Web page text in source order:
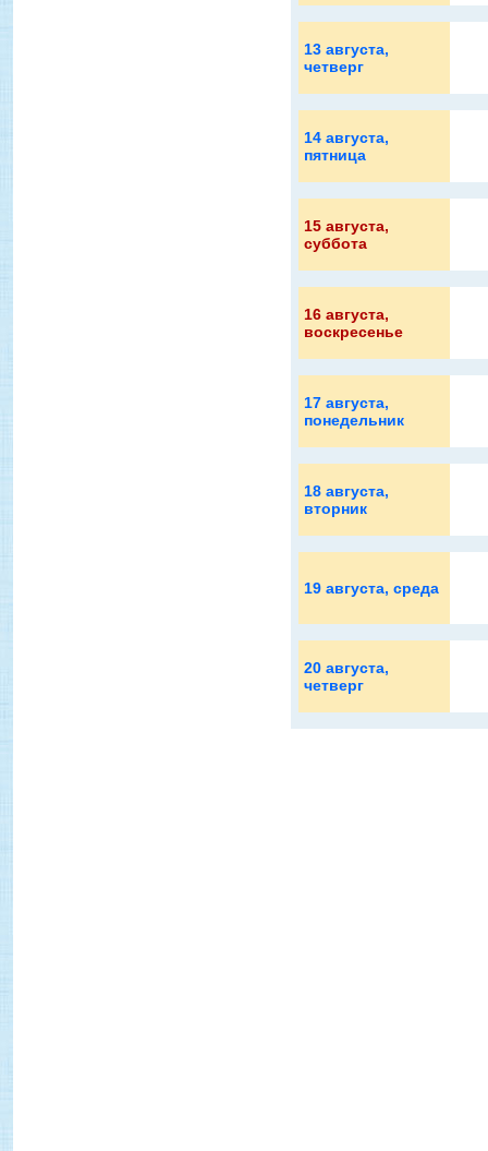
13 августа,
четверг
14 августа,
пятница
15 августа,
суббота
16 августа,
воскресенье
17 августа,
понедельник
18 августа,
вторник
19 августа, среда
20 августа,
четверг